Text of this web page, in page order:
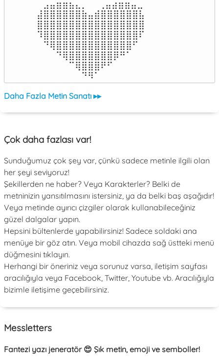
⠀⣠⣤⣶⣶⣦⣄⡀  ⠀⢀⣤⣴⣶⣶⣤⣀⠀
⣼⣿⣿⣿⣿⣿⣿⣷⣤⣾⣿⣿⣿⣿⣿⣿⣧
⣿⣿⣿⣿⣿⣿⣿⣿⣿⣿⣿⣿⣿⣿⣿⣿⣿
⠹⣿⣿⣿⣿⣿⣿⣿⣿⣿⣿⣿⣿⣿⣿⣿⠏
⠀⠙⢿⣿⣿⣿⣿⣿⣿⣿⣿⣿⣿⣿⣿⠋⠀
⠀⠀⠀⠙⢿⣿⣿⣿⣿⣿⣿⣿⡿⠛⠁⠀⠀
⠀⠀⠀⠀⠀⠉⢿⣿⣿⣿⠟⠋⠀⠀⠀⠀⠀
⠀⠀⠀⠀⠀⠀⠀⠙⠻⠁⠀⠀⠀⠀⠀⠀⠀⠀⠀⠀⠀⠀⠀
Daha Fazla Metin Sanatı ▸▸
Çok daha fazlası var!
Sunduğumuz çok şey var, çünkü sadece metinle ilgili olan
her şeyi seviyoruz!
Şekillerden ne haber? Veya Karakterler? Belki de
metninizin yansıtılmasını istersiniz, ya da belki baş aşağıdır!
Veya metinde ayırıcı çizgiler olarak kullanabileceğiniz
güzel dalgalar yapın.
Hepsini bültenlerde yapabilirsiniz! Sadece soldaki ana
menüye bir göz atın. Veya mobil cihazda sağ üstteki menü
düğmesini tıklayın.
Herhangi bir öneriniz veya sorunuz varsa, iletişim sayfası
aracılığıyla veya Facebook, Twitter, Youtube vb. Aracılığıyla
bizimle iletişime geçebilirsiniz.
Messletters
Fantezi yazı jeneratör 😍 Şık metin, emoji ve semboller!